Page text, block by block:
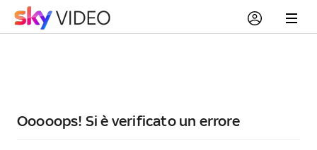
Ooooops! Si è verificato un errore